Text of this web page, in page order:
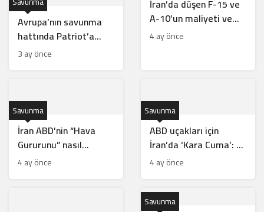
Avrupa’nın savunma
hattında Patriot’a
rakip: SAMP/T
3 ay önce
İran’da düşen F-15 ve
A-10’un maliyeti ve
özellikleri
4 ay önce
İran ABD’nin “Hava
Gururunu” nasıl
düşürdü?
Savunma
4 ay önce
ABD uçakları için
İran’da ‘Kara Cuma’: 4
hedef vuruldu
Savunma
4 ay önce
Savunma